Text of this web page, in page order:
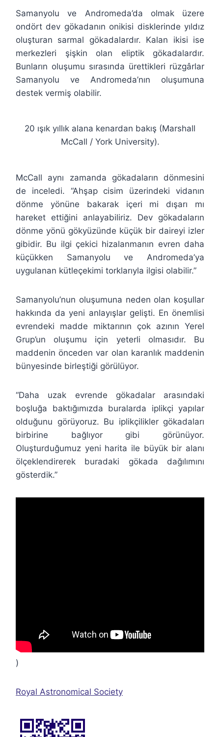
Samanyolu ve Andromeda’da olmak üzere
ondört dev gökadanın onikisi disklerinde yıldız
oluşturan sarmal gökadalardır. Kalan ikisi ise
merkezleri şişkin olan eliptik gökadalardır.
Bunların oluşumu sırasında ürettikleri rüzgârlar
Samanyolu ve Andromeda’nın oluşumuna
destek vermiş olabilir.
20 ışık yıllık alana kenardan bakış (Marshall
McCall / York University).
McCall aynı zamanda gökadaların dönmesini
de inceledi. “Ahşap cisim üzerindeki vidanın
dönme yönüne bakarak içeri mi dışarı mı
hareket ettiğini anlayabiliriz. Dev gökadaların
dönme yönü gökyüzünde küçük bir daireyi izler
gibidir. Bu ilgi çekici hizalanmanın evren daha
küçükken Samanyolu ve Andromeda’ya
uygulanan kütleçekimi torklarıyla ilgisi olabilir.”
Samanyolu’nun oluşumuna neden olan koşullar
hakkında da yeni anlayışlar gelişti. En önemlisi
evrendeki madde miktarının çok azının Yerel
Grup’un oluşumu için yeterli olmasıdır. Bu
maddenin önceden var olan karanlık maddenin
bünyesinde birleştiği görülüyor.
“Daha uzak evrende gökadalar arasındaki
boşluğa baktığımızda buralarda iplikçi yapılar
olduğunu görüyoruz. Bu iplikçilikler gökadaları
birbirine bağlıyor gibi görünüyor.
Oluşturduğumuz yeni harita ile büyük bir alanı
ölçeklendirerek buradaki gökada dağılımını
gösterdik.”
)
Royal Astronomical Society